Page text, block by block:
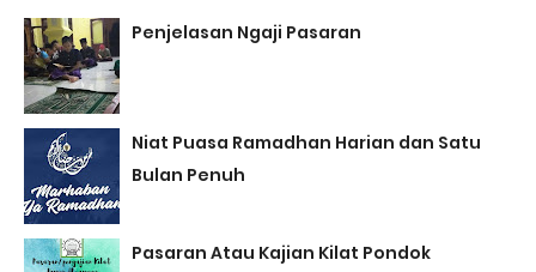
Penjelasan Ngaji Pasaran
Niat Puasa Ramadhan Harian dan Satu
Bulan Penuh
Pasaran Atau Kajian Kilat Pondok